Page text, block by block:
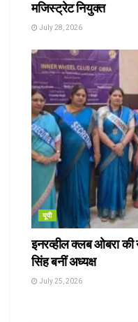
मजिस्ट्रेट नियुक्त
July 28, 2026
यूपी
इनरव्हील क्लब ओबरा की
सिंह बनीं अध्यक्ष
July 25, 2026